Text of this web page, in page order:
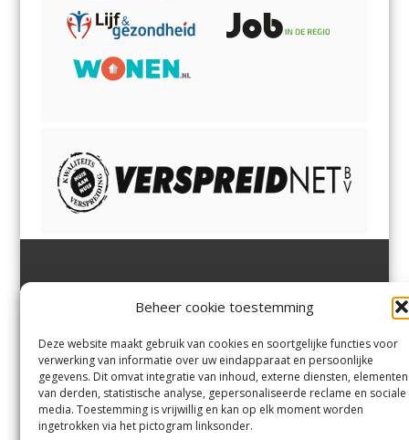
Beheer cookie toestemming
Deze website maakt gebruik van cookies en soortgelijke functies voor
verwerking van informatie over uw eindapparaat en persoonlijke
gegevens. Dit omvat integratie van inhoud, externe diensten, elementen
van derden, statistische analyse, gepersonaliseerde reclame en sociale
media. Toestemming is vrijwillig en kan op elk moment worden
ingetrokken via het pictogram linksonder.
Margadantstraat 34
0255-533900
info@jutter.nlofinfo@hofgee
st.nl
Velserbroek,Velsen-Zuid,
Zuid,Driehuisen
Spaarnwoude.
Contact